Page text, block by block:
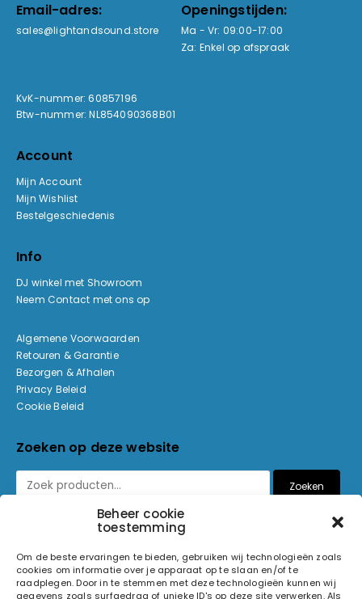
Beheer cookie
toestemming
Om de beste ervaringen te bieden, gebruiken wij technologieën zoals
cookies om informatie over je apparaat op te slaan en/of te
raadplegen. Door in te stemmen met deze technologieën kunnen wij
gegevens zoals surfgedrag of unieke ID's op deze site verwerken. Als
Email-adres:
sales@lightandsound.store
Openingstijden:
Ma - Vr: 09:00-17:00
Za: Enkel op afspraak
KvK-nummer: 60857196
Btw-nummer: NL854090368B01
Account
Mijn Account
Mijn Wishlist
Bestelgeschiedenis
Info
DJ winkel met Showroom
Neem Contact met ons op
Algemene Voorwaarden
Retouren & Garantie
Bezorgen & Afhalen
Privacy Beleid
Cookie Beleid
Zoeken op deze website
Zoeken